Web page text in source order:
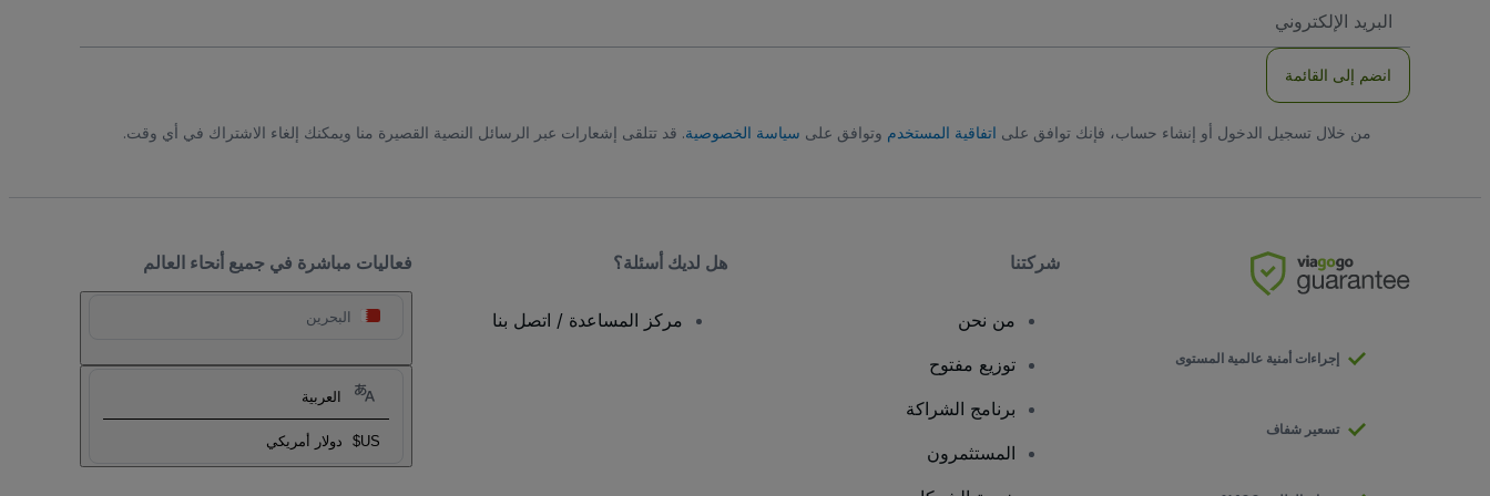
الاكتروني
انضم إلى القائمة
من خلال تسجيل الدخول أو إنشاء حساب، فإنك توافق على اتفاقية المستخدم وتوافق على سياسة الخصوصية. قد تتلقى إشعارات عبر الرسائل النصية القصيرة منا ويمكنك إلغاء الاشتراك في أي وقت.
فعاليات مباشرة في جميع أنحاء العالم
البحرين
العربية
US$ دولار أمريكي
إجراءات أمنية عالمية المستوى
تسعير شفاف
شركتنا
من نحن
توزيع مفتوح
برنامج الشراكة
المستثمرون
هل لديك أسئلة؟
مركز المساعدة / اتصل بنا